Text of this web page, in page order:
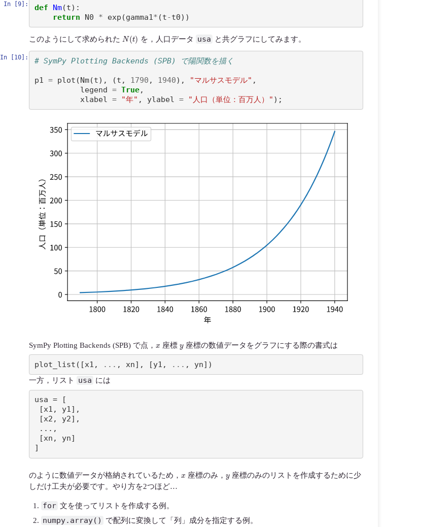
In [9]: def Nm(t):
return
N0 * exp (gamma1* (t-t0))
このようにして求められた N(t) を，人口データ usa と共グラフにしてみます。
In [10]: # SymPy Plotting Backends (SPB) で陽関数を描く
p1 = plot (Nm(t), (t , 1790 , 1940), "マルサスモデル" ,
legend = True,
xlabel = "年" , ylabel = "人口（単位：百万人）" );
SymPy Plotting Backends (SPB) で点， 座標 座標の数値データをグラフにする際の書式は
plot_list ([x1 , ... , xn], [y1 , ... , yn])
一方，リスト usa には
usa = [
]
のように数値データが格納されているため， 座標のみ，
座標のみのリストを作成するために少
しだけ工夫が必要です。やり方を2つほど…
for 文を使ってリストを作成する例。
numpy.array() で配列に変換して「列」成分を指定する例。